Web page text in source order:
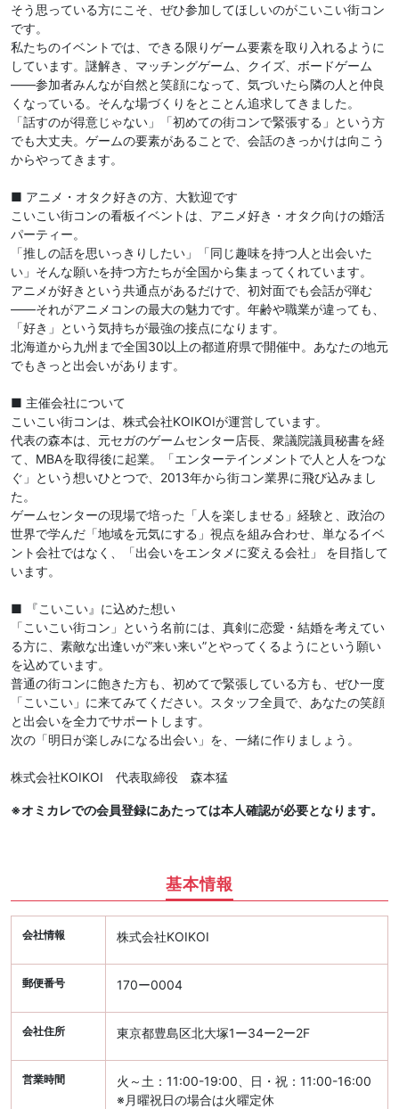
そう思っている方にこそ、ぜひ参加してほしいのがこいこい街コン
です。
私たちのイベントでは、できる限りゲーム要素を取り入れるように
しています。謎解き、マッチングゲーム、クイズ、ボードゲーム
——参加者みんなが自然と笑顔になって、気づいたら隣の人と仲良
くなっている。そんな場づくりをとことん追求してきました。
「話すのが得意じゃない」「初めての街コンで緊張する」という方
でも大丈夫。ゲームの要素があることで、会話のきっかけは向こう
からやってきます。
■ アニメ・オタク好きの方、大歓迎です
こいこい街コンの看板イベントは、アニメ好き・オタク向けの婚活
パーティー。
「推しの話を思いっきりしたい」「同じ趣味を持つ人と出会いた
い」そんな願いを持つ方たちが全国から集まってくれています。
アニメが好きという共通点があるだけで、初対面でも会話が弾む
——それがアニメコンの最大の魅力です。年齢や職業が違っても、
「好き」という気持ちが最強の接点になります。
北海道から九州まで全国30以上の都道府県で開催中。あなたの地元
でもきっと出会いがあります。
■ 主催会社について
こいこい街コンは、株式会社KOIKOIが運営しています。
代表の森本は、元セガのゲームセンター店長、衆議院議員秘書を経
て、MBAを取得後に起業。「エンターテインメントで人と人をつな
ぐ」という想いひとつで、2013年から街コン業界に飛び込みまし
た。
ゲームセンターの現場で培った「人を楽しませる」経験と、政治の
世界で学んだ「地域を元気にする」視点を組み合わせ、単なるイベ
ント会社ではなく、「出会いをエンタメに変える会社」 を目指して
います。
■ 『こいこい』に込めた想い
「こいこい街コン」という名前には、真剣に恋愛・結婚を考えてい
る方に、素敵な出逢いが”来い来い”とやってくるようにという願い
を込めています。
普通の街コンに飽きた方も、初めてで緊張している方も、ぜひ一度
「こいこい」に来てみてください。スタッフ全員で、あなたの笑顔
と出会いを全力でサポートします。
次の「明日が楽しみになる出会い」を、一緒に作りましょう。
株式会社KOIKOI 代表取締役 森本猛
※オミカレでの会員登録にあたっては本人確認が必要となります。
基本情報
会社情報 株式会社KOIKOI
郵便番号 170ー0004
会社住所 東京都豊島区北大塚1ー34ー2ー2F
営業時間
火～土：11:00-19:00、日・祝：11:00-16:00
※月曜祝日の場合は火曜定休